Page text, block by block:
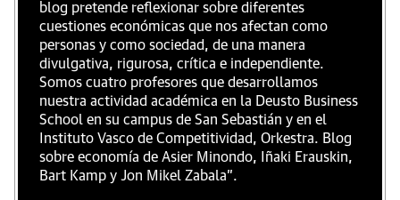
blog pretende reflexionar sobre diferentes
cuestiones económicas que nos afectan como
personas y como sociedad, de una manera
divulgativa, rigurosa, crítica e independiente.
Somos cuatro profesores que desarrollamos
nuestra actividad académica en la Deusto Business
School en su campus de San Sebastián y en el
Instituto Vasco de Competitividad, Orkestra. Blog
sobre economía de Asier Minondo, Iñaki Erauskin,
Bart Kamp y Jon Mikel Zabala".